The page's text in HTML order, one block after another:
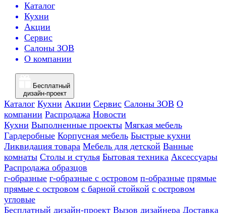
Каталог
Кухни
Акции
Сервис
Салоны ЗОВ
О компании
Бесплатный
дизайн-проект
Каталог Кухни Акции Сервис Салоны ЗОВ О
компании Распродажа Новости
Кухни Выполненные проекты Мягкая мебель
Гардеробные Корпусная мебель Быстрые кухни
Ликвидация товара Мебель для детской Ванные
комнаты Столы и стулья Бытовая техника Аксессуары
Распродажа образцов
г-образные г-образные с островом п-образные прямые
прямые с островом с барной стойкой с островом
угловые
Бесплатный дизайн-проект Вызов дизайнера Доставка